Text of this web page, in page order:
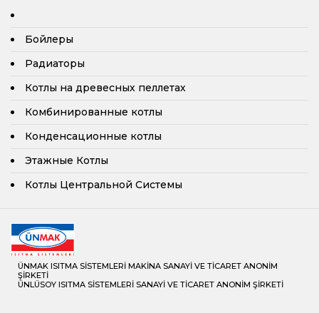
Бойлеры
Радиаторы
Котлы на древесных пеллетах
Комбинированные котлы
Конденсационные котлы
Этажные Котлы
Котлы Центральной Системы
ÜNMAK ISITMA SİSTEMLERİ MAKİNA SANAYİ VE TİCARET ANONİM
ŞİRKETİ
ÜNLÜSOY ISITMA SİSTEMLERİ SANAYİ VE TİCARET ANONİM ŞİRKETİ